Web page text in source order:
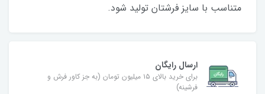
متناسب با سایز فرشتان تولید شود.
ارسال رایگان
برای خرید بالای ۱۵ میلیون تومان (به جز کاور فرش و
فرشینه)